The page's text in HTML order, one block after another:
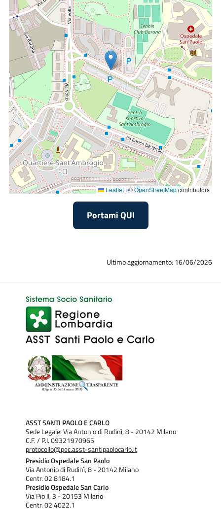
consulenze, assunzione in cura o presa in carico. Negli
ambulatori dedicati a patologie specifiche (vedi sopra),
vengono effettuate visite per consulenza e quando
necessario, assunti in cura gli utenti, residenti nelle zone di
competenza di cui sopra, che necessitano di un percorso
dedicato. La SC di Psichiatria è sede di insegnamento e
tirocinio per i medici in formazione specialistica della Scuola
di Specializzazione in Psichiatria dell’Università degli Studi di
Milano.
Principali Patologie e Trattamenti
Le principali patologie trattate sono:
Disturbi dello Spettro della Schizofrenia e altri Disturbi
Psicotici;
Disturbo Bipolare e Disturbi Correlati;
Disturbi Depressivi;
Disturbo Ossessivo-Compulsivo e Disturbi Correlati;
Disturbi di Personalità.
caratteristiche del quadro clinico le seguenti figure
Leaflet |©OpenStreetMapcontributors
Portami QUI
Ultimo aggiornamento: 16/06/2026
ASST SANTI PAOLO E CARLO
Sede Legale: Via Antonio di Rudinì, 8 - 20142 Milano
C.F. / P.I. 09321970965
protocollo@pec.asst-santipaolocarlo.it
Presidio Ospedale San Paolo
Via Antonio di Rudinì, 8 - 20142 Milano
Centr. 02 8184.1
Presidio Ospedale San Carlo
Via Pio II, 3 - 20153 Milano
Centr. 02 4022.1